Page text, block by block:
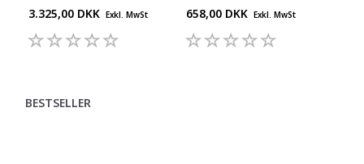
3.325,00 DKK Exkl. MwSt 658,00 DKK Exkl. MwSt
BESTSELLER